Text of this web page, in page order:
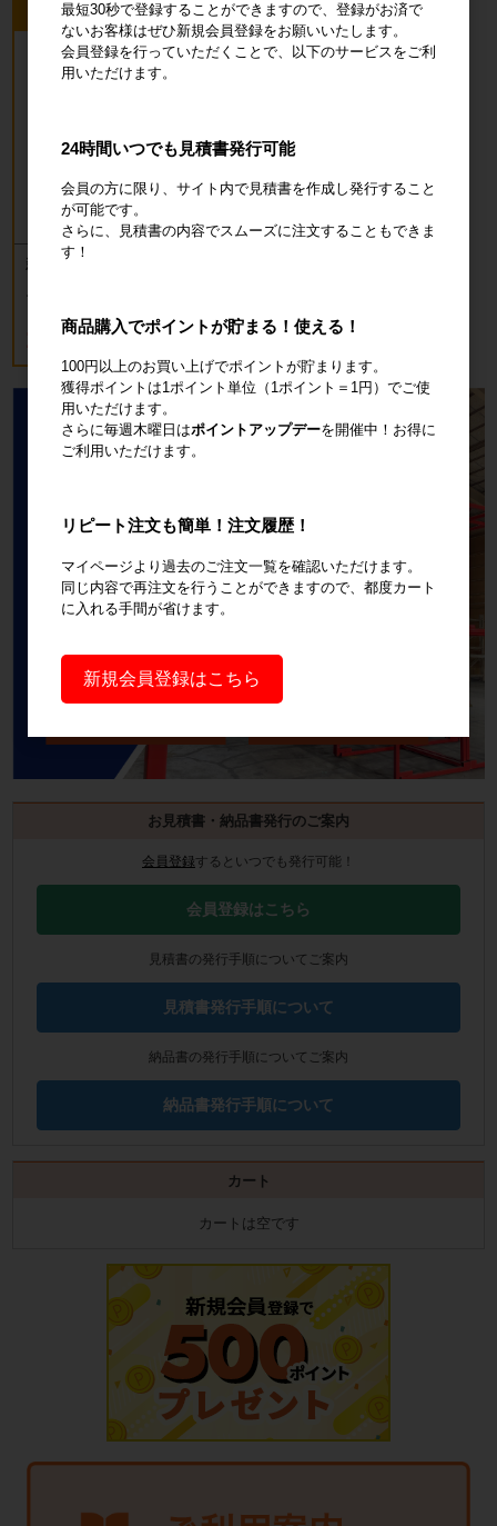
今回のピックアップ商品
新品 カゴ台車 ロールボックスパレッ
ブルー
18,700円
お見積書・納品書発行のご案内
会員登録するといつでも発行可能！
会員登録はこちら
見積書の発行手順についてご案内
見積書発行手順について
納品書の発行手順についてご案内
納品書発行手順について
カート
カートは空です
最短30秒で登録することができますので、登録がお済で
ないお客様はぜひ新規会員登録をお願いいたします。
会員登録を行っていただくことで、以下のサービスをご利
用いただけます。
24時間いつでも見積書発行可能
会員の方に限り、サイト内で見積書を作成し発行すること
が可能です。
さらに、見積書の内容でスムーズに注文することもできま
す！
商品購入でポイントが貯まる！使える！
100円以上のお買い上げでポイントが貯まります。
獲得ポイントは1ポイント単位（1ポイント＝1円）でご使
用いただけます。
さらに毎週木曜日はポイントアップデーを開催中！お得に
ご利用いただけます。
リピート注文も簡単！注文履歴！
マイページより過去のご注文一覧を確認いただけます。
同じ内容で再注文を行うことができますので、都度カート
に入れる手間が省けます。
新規会員登録はこちら